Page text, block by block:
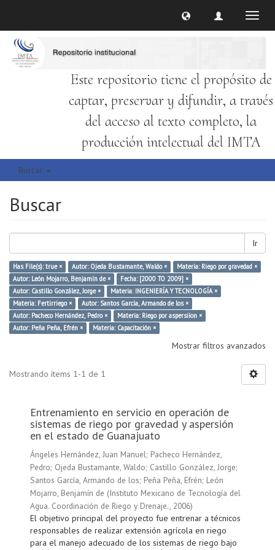
Este repositorio tiene el propósito de
captar, preservar y difundir, a través
del acceso al texto completo, la
producción intelectual del IMTA
Buscar
Buscar
Ir
Has File(s): true × Autor: Ojeda Bustamante, Waldo ×
Materia: Riego por gravedad ×
Autor: León Mojarro, Benjamín de ×
Fecha: [2000 TO 2009] ×
Autor: Castillo González, Jorge ×
Materia: INGENIERÍA Y TECNOLOGÍA ×
Materia: Fertirriego ×
Autor: Santos García, Armando de los ×
Autor: Pacheco Hernández, Pedro ×
Materia: Riego por aspersiíon ×
Autor: Peña Peña, Efrén ×
Materia: Capacitación ×
Mostrar filtros avanzados
Mostrando ítems 1-1 de 1
Entrenamiento en servicio en operación de
sistemas de riego por gravedad y aspersión
en el estado de Guanajuato
Ángeles Hernández, Juan Manuel; Pacheco Hernández,
Pedro; Ojeda Bustamante, Waldo; Castillo González, Jorge;
Santos García, Armando de los; Peña Peña, Efrén; León
Mojarro, Benjamín de (Instituto Mexicano de Tecnología del
Agua. Coordinación de Riego y Drenaje., 2006)
El objetivo principal del proyecto fue entrenar a técnicos
responsables de realizar extensión agrícola en riego
para el manejo adecuado de los sistemas de riego bajo